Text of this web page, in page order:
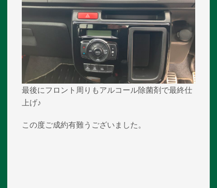
最後にフロント周りもアルコール除菌剤で最終仕
上げ♪
この度ご成約有難うございました。